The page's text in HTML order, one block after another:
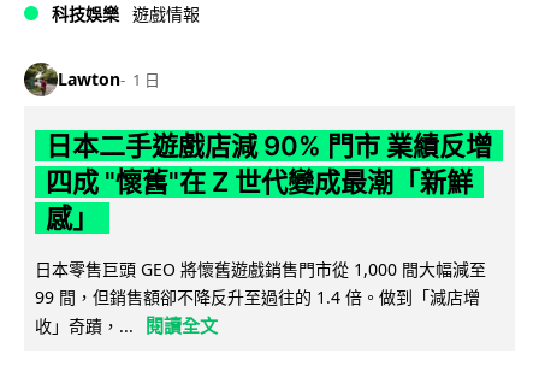
科技娛樂 遊戲情報
Lawton 1 日
日本二手遊戲店減 90% 門市 業績反增
四成 "懷舊"在 Z 世代變成最潮「新鮮
感」
日本零售巨頭 GEO 將懷舊遊戲銷售門市從 1,000 間大幅減至
99 間，但銷售額卻不降反升至過往的 1.4 倍。做到「減店增
收」奇蹟，...
閱讀全文